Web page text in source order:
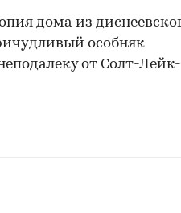
дома из
особняк
от Солт-Лейк-